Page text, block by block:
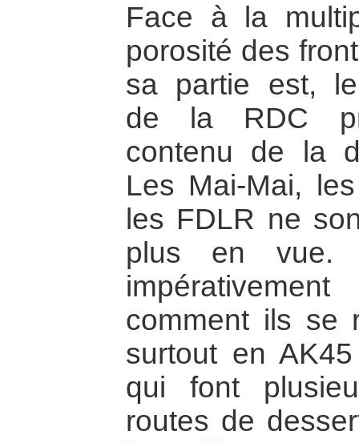
Face à la
porosité des
sa partie est,
de la RDC
contenu de la
Les Mai-Mai,
les FDLR ne
plus en vue.
comment ils se
surtout en
qui font
routes de